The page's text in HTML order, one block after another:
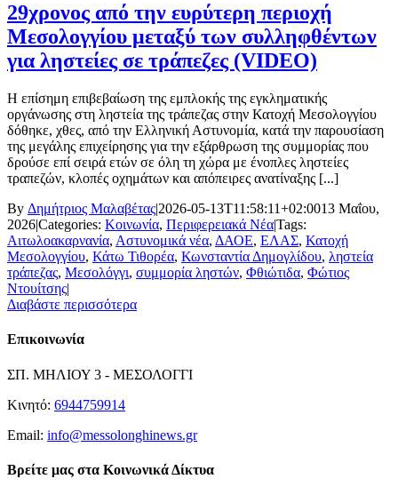
29χρονος από την ευρύτερη περιοχή
Μεσολογγίου μεταξύ των συλληφθέντων
για ληστείες σε τράπεζες (VIDEO)
Η επίσημη επιβεβαίωση της εμπλοκής της εγκληματικής
οργάνωσης στη ληστεία της τράπεζας στην Κατοχή Μεσολογγίου
δόθηκε, χθες, από την Ελληνική Αστυνομία, κατά την παρουσίαση
της μεγάλης επιχείρησης για την εξάρθρωση της συμμορίας που
δρούσε επί σειρά ετών σε όλη τη χώρα με ένοπλες ληστείες
τραπεζών, κλοπές οχημάτων και απόπειρες ανατίναξης [...]
By Δημήτριος Μαλαβέτας|2026-05-13T11:58:11+02:0013 Μαΐου,
2026|Categories: Κοινωνία, Περιφερειακά Νέα|Tags:
Αιτωλοακαρνανία, Αστυνομικά νέα, ΔΑΟΕ, ΕΛΑΣ, Κατοχή
Μεσολογγίου, Κάτω Τιθορέα, Κωνσταντία Δημογλίδου, ληστεία
τράπεζας, Μεσολόγγι, συμμορία ληστών, Φθιώτιδα, Φώτιος
Ντουίτσης|
Διαβάστε περισσότερα
Επικοινωνία
ΣΠ. ΜΗΛΙΟΥ 3 - ΜΕΣΟΛΟΓΓΙ
Κινητό: 6944759914
Email: info@messolonghinews.gr
Βρείτε μας στα Κοινωνικά Δίκτυα